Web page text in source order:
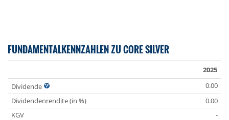
FUNDAMENTALKENNZAHLEN ZU CORE SILVER
2025
Dividende
0.00
Dividendenrendite (in %)
0.00
KGV
-